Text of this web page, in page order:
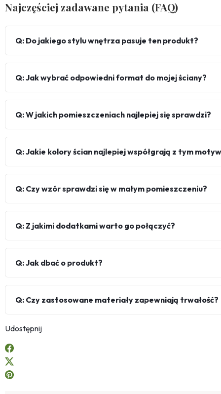
Najczęściej zadawane pytania (FAQ)
Q: Do jakiego stylu wnętrza pasuje ten produkt?
Q: Jak wybrać odpowiedni format do mojej ściany?
Q: W jakich pomieszczeniach najlepiej się sprawdzi?
Q: Jakie kolory ścian najlepiej współgrają z tym
Q: Czy wzór sprawdzi się w małym pomieszczeniu?
Q: Z jakimi dodatkami warto go połączyć?
Q: Jak dbać o produkt?
Q: Czy zastosowane materiały zapewniają trwałość?
Udostępnij